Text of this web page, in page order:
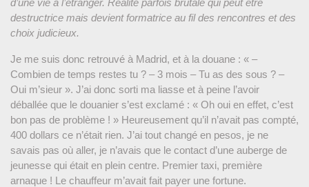
destructrice mais devient formatrice au fil des rencontres et des
choix judicieux.
Je me suis donc retrouvé à Madrid, et à la douane : « –
Combien de temps restes tu ? – 3 mois – Tu as des sous ? –
Oui m’sieur ». J’ai donc sorti ma liasse et à peine l’avoir
déballée que le douanier s’est exclamé : « Oh oui en effet, c’est
bon pas de problème ! » Heureusement qu’il n’avait pas compté,
400 dollars ce n’était rien. J’ai tout changé en pesos, je ne
savais pas où aller, je n’avais que le contact d’une auberge de
jeunesse qui était en plein centre. Premier taxi, première
arnaque ! Le chauffeur m’avait fait payer une fortune.